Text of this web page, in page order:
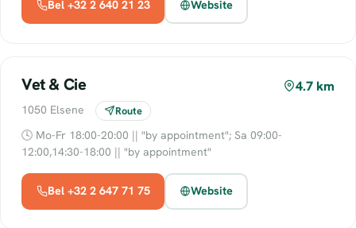
Bel +32 2 640 21 23 Website
Vet & Cie 4.7 km
1050 Elsene Route
🕓 Mo-Fr 18:00-20:00 || "by appointment"; Sa 09:00-
12:00,14:30-18:00 || "by appointment"
Bel +32 2 647 71 75 Website